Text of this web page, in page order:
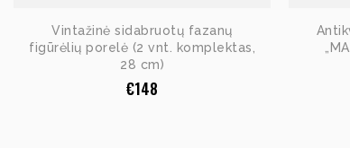
Vintažinė sidabruotų fazanų
figūrėlių porelė (2 vnt. komplektas,
28 cm)
€148